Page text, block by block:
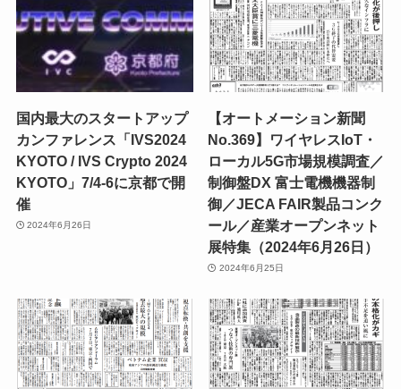
国内最大のスタートアップ
カンファレンス「IVS2024
KYOTO / IVS Crypto 2024
KYOTO」7/4-6に京都で開
催
2024年6月26日
【オートメーション新聞
No.369】ワイヤレスIoT・
ローカル5G市場規模調査／
制御盤DX 富士電機機器制
御／JECA FAIR製品コンク
ール／産業オープンネット
展特集（2024年6月26日）
2024年6月25日